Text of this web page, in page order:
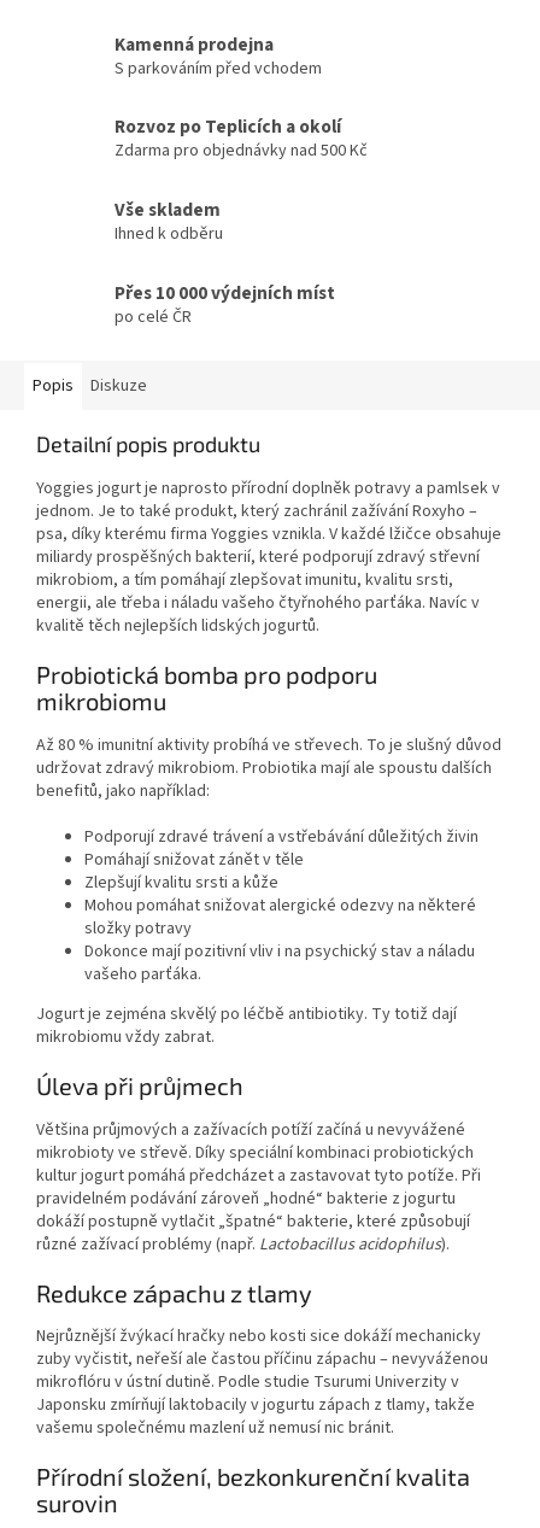
Kamenná prodejna
S parkováním před vchodem
Rozvoz po Teplicích a okolí
Zdarma pro objednávky nad 500 Kč
Vše skladem
Ihned k odběru
Přes 10 000 výdejních míst
po celé ČR
Popis Diskuze
Detailní popis produktu
Yoggies jogurt je naprosto přírodní doplněk potravy a pamlsek v
jednom. Je to také produkt, který zachránil zažívání Roxyho –
psa, díky kterému firma Yoggies vznikla. V každé lžičce obsahuje
miliardy prospěšných bakterií, které podporují zdravý střevní
mikrobiom, a tím pomáhají zlepšovat imunitu, kvalitu srsti,
energii, ale třeba i náladu vašeho čtyřnohého parťáka. Navíc v
kvalitě těch nejlepších lidských jogurtů.
Probiotická bomba pro podporu
mikrobiomu
Až 80 % imunitní aktivity probíhá ve střevech. To je slušný důvod
udržovat zdravý mikrobiom. Probiotika mají ale spoustu dalších
benefitů, jako například:
Podporují zdravé trávení a vstřebávání důležitých živin
Pomáhají snižovat zánět v těle
Zlepšují kvalitu srsti a kůže
Mohou pomáhat snižovat alergické odezvy na některé
složky potravy
Dokonce mají pozitivní vliv i na psychický stav a náladu
vašeho parťáka.
Jogurt je zejména skvělý po léčbě antibiotiky. Ty totiž dají
mikrobiomu vždy zabrat.
Úleva při průjmech
Většina průjmových a zažívacích potíží začíná u nevyvážené
mikrobioty ve střevě. Díky speciální kombinaci probiotických
kultur jogurt pomáhá předcházet a zastavovat tyto potíže. Při
pravidelném podávání zároveň „hodné“ bakterie z jogurtu
dokáží postupně vytlačit „špatné“ bakterie, které způsobují
různé zažívací problémy (např. Lactobacillus acidophilus).
Redukce zápachu z tlamy
Nejrůznější žvýkací hračky nebo kosti sice dokáží mechanicky
zuby vyčistit, neřeší ale častou příčinu zápachu – nevyváženou
mikroflóru v ústní dutině. Podle studie Tsurumi Univerzity v
Japonsku zmírňují laktobacily v jogurtu zápach z tlamy, takže
vašemu společnému mazlení už nemusí nic bránit.
Přírodní složení, bezkonkurenční kvalita
surovin